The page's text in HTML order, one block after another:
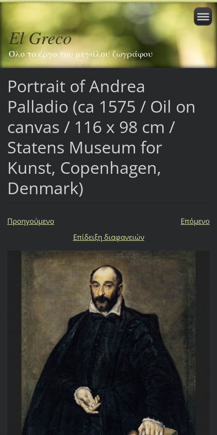
El Greco
Όλο το έργο του μεγάλου ζωγράφου
Portrait of Andrea
Palladio (ca 1575 / Oil on
canvas / 116 x 98 cm /
Statens Museum for
Kunst, Copenhagen,
Denmark)
Προηγούμενο
Επόμενο
Επίδειξη διαφανειών